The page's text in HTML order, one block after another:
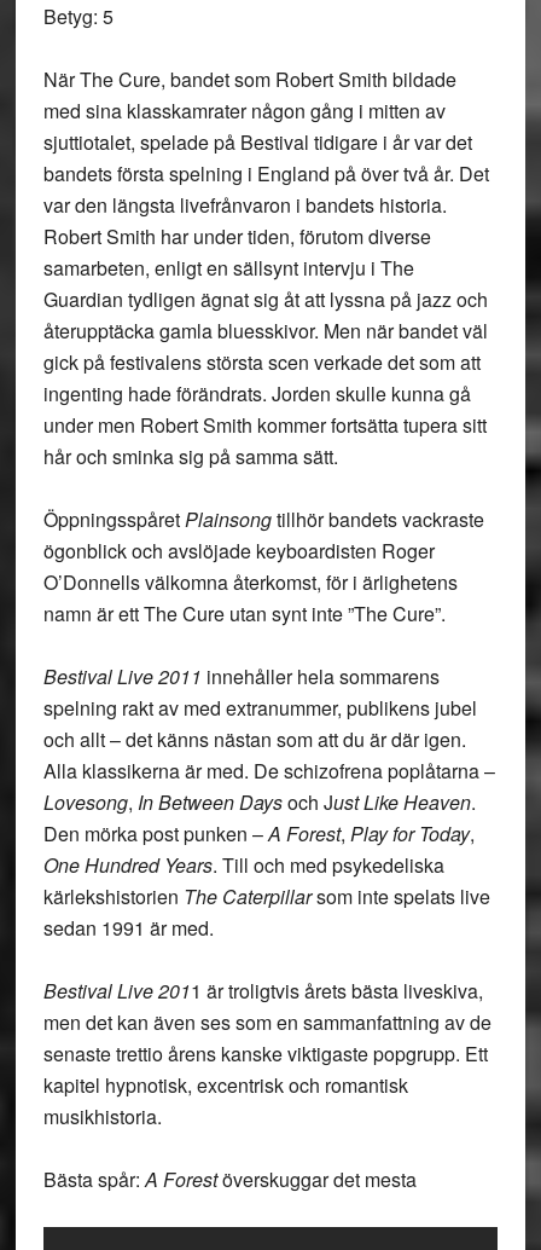
Betyg: 5
När The Cure, bandet som Robert Smith bildade
med sina klasskamrater någon gång i mitten av
sjuttiotalet, spelade på Bestival tidigare i år var det
bandets första spelning i England på över två år. Det
var den längsta livefrånvaron i bandets historia.
Robert Smith har under tiden, förutom diverse
samarbeten, enligt en sällsynt intervju i The
Guardian tydligen ägnat sig åt att lyssna på jazz och
återupptäcka gamla bluesskivor. Men när bandet väl
gick på festivalens största scen verkade det som att
ingenting hade förändrats. Jorden skulle kunna gå
under men Robert Smith kommer fortsätta tupera sitt
hår och sminka sig på samma sätt.
ÖppningsspåretPlainsongtillhör bandets vackraste
ögonblick och avslöjade keyboardisten Roger
O’Donnells välkomna återkomst, för i ärlighetens
namn är ett The Cure utan synt inte ”The Cure”.
Bestival Live 2011 innehåller hela sommarens
spelning rakt av med extranummer, publikens jubel
och allt – det känns nästan som att du är där igen.
Alla klassikerna är med. De schizofrena poplåtarna –
Lovesong, In Between Daysoch Just Like Heaven.
Den mörka post punken –A Forest, Play for Today,
One Hundred Years. Till och med psykedeliska
kärlekshistorien The Caterpillarsom inte spelats live
sedan 1991 är med.
Bestival Live 2011 är troligtvis årets bästa liveskiva,
men det kan även ses som en sammanfattning av de
senaste trettio årens kanske viktigaste popgrupp. Ett
kapitel hypnotisk, excentrisk och romantisk
musikhistoria.
Bästa spår:A Forestöverskuggar det mesta